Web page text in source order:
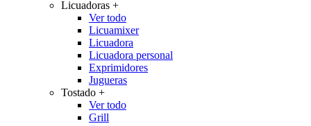
Licuadoras +
Ver todo
Licuamixer
Licuadora
Licuadora personal
Exprimidores
Jugueras
Tostado +
Ver todo
Grill